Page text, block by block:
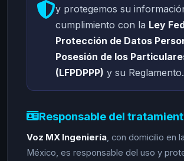
y protegemos su
cumplimiento con la Ley
Protección de Datos
Posesión de los
(LFPDPPP) y su Reglamento.
Responsable del
Voz MX Ingeniería, con domicilio en
México, es responsable del uso y